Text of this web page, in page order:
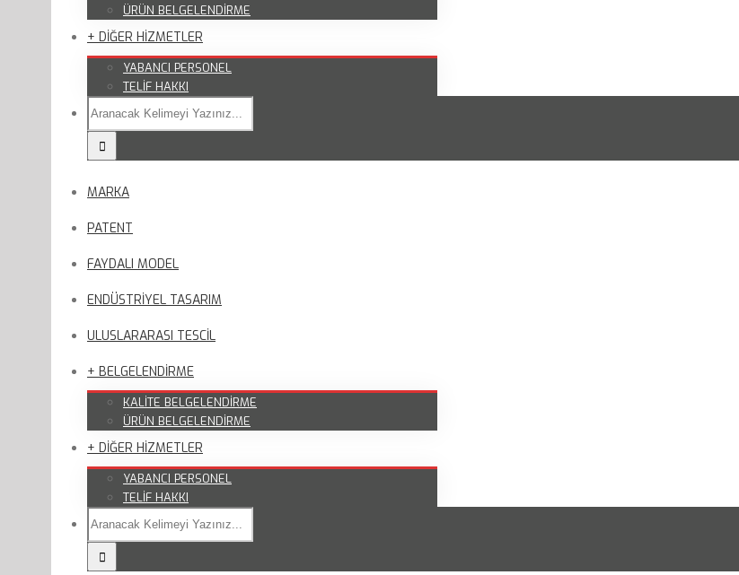
ÜRÜN BELGELENDİRME
+ DİĞER HİZMETLER
YABANCI PERSONEL
TELİF HAKKI
MARKA
PATENT
FAYDALI MODEL
ENDÜSTRİYEL TASARIM
ULUSLARARASI TESCİL
+ BELGELENDİRME
KALİTE BELGELENDİRME
ÜRÜN BELGELENDİRME
+ DİĞER HİZMETLER
YABANCI PERSONEL
TELİF HAKKI